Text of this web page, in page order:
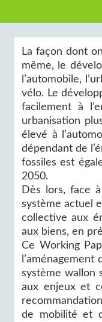
La façon dont
même, le
l’automobile,
vélo. Le
facilement à
urbanisation
élevé à
dépendant de
fossiles est
2050.
Dès lors, face
système actuel
collective aux
aux biens, en
Ce Working
système wallon
aux enjeux et
de mobilité et